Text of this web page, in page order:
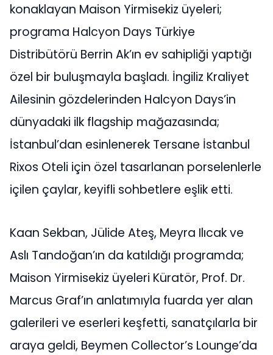
konaklayan Maison Yirmisekiz üyeleri;
programa Halcyon Days Türkiye
Distribütörü Berrin Ak’ın ev sahipliği yaptığı
özel bir buluşmayla başladı. İngiliz Kraliyet
Ailesinin gözdelerinden Halcyon Days’in
dünyadaki ilk flagship mağazasında;
İstanbul’dan esinlenerek Tersane İstanbul
Rixos Oteli için özel tasarlanan porselenlerle
içilen çaylar, keyifli sohbetlere eşlik etti.
Kaan Sekban, Jülide Ateş, Meyra Ilıcak ve
Aslı Tandoğan’ın da katıldığı programda;
Maison Yirmisekiz üyeleri Küratör, Prof. Dr.
Marcus Graf’ın anlatımıyla fuarda yer alan
galerileri ve eserleri keşfetti, sanatçılarla bir
araya geldi, Beymen Collector’s Lounge’da